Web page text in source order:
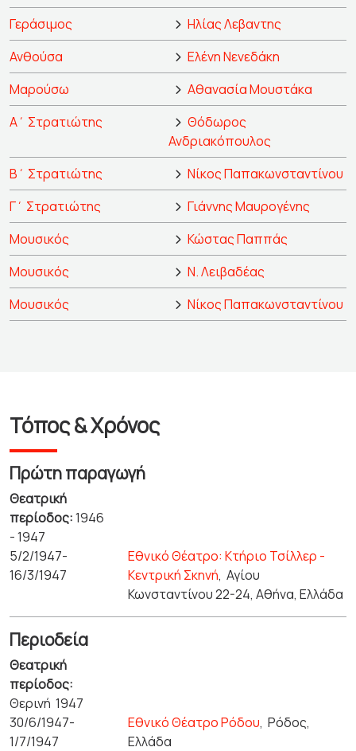
Γεράσιμος
Ηλίας Λεβαντης
Ανθούσα
Ελένη Νενεδάκη
Μαρούσω
Αθανασία Μουστάκα
Α΄ Στρατιώτης
Θόδωρος
Ανδριακόπουλος
Β΄ Στρατιώτης
Νίκος Παπακωνσταντίνου
Γ΄ Στρατιώτης
Γιάννης Μαυρογένης
Μουσικός
Κώστας Παππάς
Μουσικός
Ν. Λειβαδέας
Μουσικός
Νίκος Παπακωνσταντίνου
Τόπος & Χρόνος
Πρώτη παραγωγή
Θεατρική
περίοδος:1946
- 1947
5/2/1947-
16/3/1947
Εθνικό Θέατρο: Κτήριο Τσίλλερ -
Κεντρική Σκηνή,Αγίου
Κωνσταντίνου 22-24, Αθήνα, Ελλάδα
Περιοδεία
Θεατρική
περίοδος:
Θερινή 1947
30/6/1947-
1/7/1947
Εθνικό Θέατρο Ρόδου,Ρόδος,
Ελλάδα